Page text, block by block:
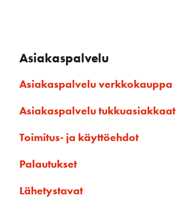
Asiakaspalvelu
Asiakaspalvelu verkkokauppa
Asiakaspalvelu tukkuasiakkaat
Toimitus- ja käyttöehdot
Palautukset
Lähetystavat